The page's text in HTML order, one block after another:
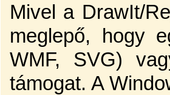
Mivel a DrawIt/
meglepő, hogy
WMF, SVG)
támogat. A